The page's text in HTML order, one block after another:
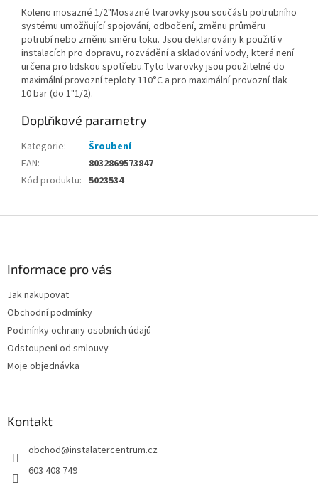
Koleno mosazné 1/2"Mosazné tvarovky jsou součásti potrubního
systému umožňující spojování, odbočení, změnu průměru
potrubí nebo změnu směru toku. Jsou deklarovány k použití v
instalacích pro dopravu, rozvádění a skladovánÍ vody, která není
určena pro lidskou spotřebu.Tyto tvarovky jsou použitelné do
maximální provozní teploty 110°C a pro maximální provozní tlak
10 bar (do 1"1/2).
Doplňkové parametry
Kategorie:
Šroubení
EAN:
8032869573847
Kód produktu: 5023534
Informace pro vás
Jak nakupovat
Obchodní podmínky
Podmínky ochrany osobních údajů
Odstoupení od smlouvy
Moje objednávka
Kontakt
obchod@instalatercentrum.cz
603 408 749